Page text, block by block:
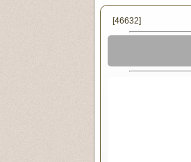
[46632]